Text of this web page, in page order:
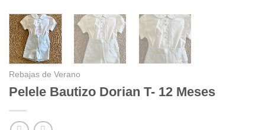
Rebajas de Verano
Pelele Bautizo Dorian T- 12 Meses